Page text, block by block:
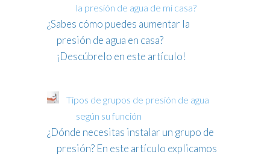
la presión de agua de mi casa?
¿Sabes cómo puedes aumentar la
presión de agua en casa?
¡Descúbrelo en este artículo!
Tipos de grupos de presión de agua
según su función
¿Dónde necesitas instalar un grupo de
presión? En este artículo explicamos